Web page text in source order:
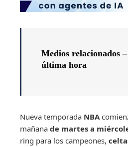
Medios relacionados –
última hora
Nueva temporada NBA
mañana de martes a
ring para los campeones,